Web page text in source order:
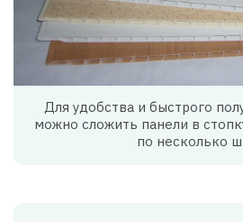
Для удобства и быстрого
можно сложить панели в
по несколько